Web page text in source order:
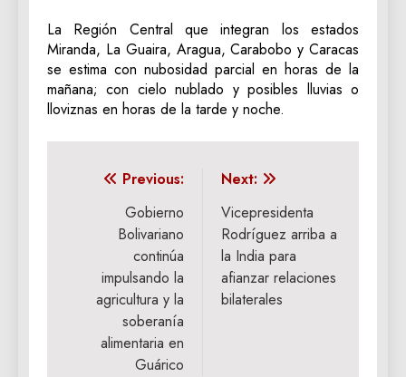
La Región Central que integran los estados
Miranda, La Guaira, Aragua, Carabobo y Caracas
se estima con nubosidad parcial en horas de la
mañana; con cielo nublado y posibles lluvias o
lloviznas en horas de la tarde y noche.
Navegación
entradas
Previous:
Gobierno
Bolivariano
continúa
impulsando la
agricultura y la
soberanía
alimentaria en
Guárico
Next:
Vicepresidenta
Rodríguez arriba a
la India para
afianzar relaciones
bilaterales